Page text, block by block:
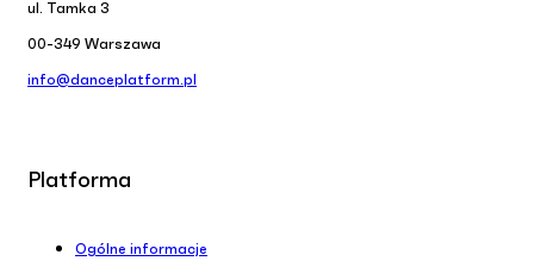
ul. Tamka 3
00-349 Warszawa
info@danceplatform.pl
Platforma
Ogólne informacje